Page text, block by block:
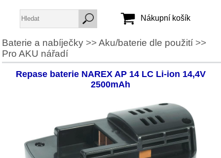
Heslo:
Zapomenuté heslo
Nákupní košík
Baterie a nabíječky>>Aku/baterie dle použití>>
Pro AKU nářadí
Repase baterie NAREX AP 14 LC Li-ion 14,4V
2500mAh